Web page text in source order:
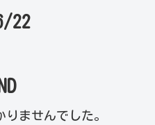
22
りませんでした。